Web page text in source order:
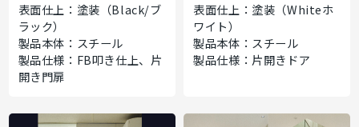
表面仕上：塗装（Black/ブ
ラック）
製品本体：スチール
製品仕様：FB叩き仕上、片
開き門扉
表面仕上：塗装（Whiteホ
ワイト）
製品本体：スチール
製品仕様：片開きドア